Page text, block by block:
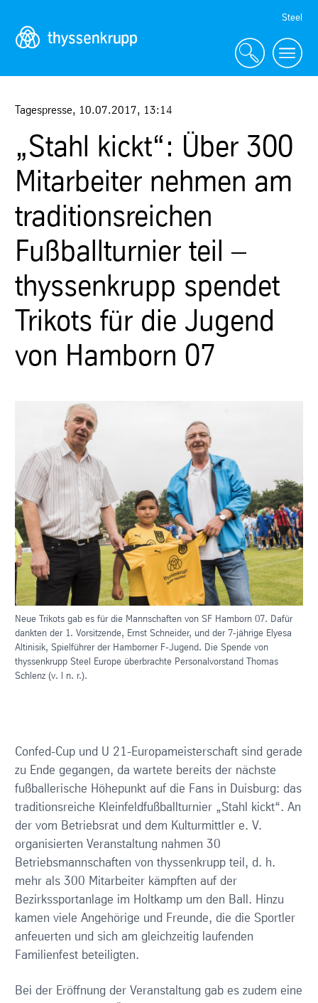
Navigation
Steel
Tagespresse, 10.07.2017, 13:14
„Stahl kickt“: Über 300
Mitarbeiter nehmen am
traditionsreichen
Fußballturnier teil –
thyssenkrupp spendet
Trikots für die Jugend
von Hamborn 07
Neue Trikots gab es für die Mannschaften von SF Hamborn 07. Dafür
dankten der 1. Vorsitzende, Ernst Schneider, und der 7-jährige Elyesa
Altinisik, Spielführer der Hamborner F-Jugend. Die Spende von
thyssenkrupp Steel Europe überbrachte Personalvorstand Thomas
Schlenz (v. l n. r.).
Confed-Cup und U 21-Europameisterschaft sind gerade
zu Ende gegangen, da wartete bereits der nächste
fußballerische Höhepunkt auf die Fans in Duisburg: das
traditionsreiche Kleinfeldfußballturnier „Stahl kickt“. An
der vom Betriebsrat und dem Kulturmittler e. V.
organisierten Veranstaltung nahmen 30
Betriebsmannschaften von thyssenkrupp teil, d. h.
mehr als 300 Mitarbeiter kämpften auf der
Bezirkssportanlage im Holtkamp um den Ball. Hinzu
kamen viele Angehörige und Freunde, die die Sportler
anfeuerten und sich am gleichzeitig laufenden
Familienfest beteiligten.
Bei der Eröffnung der Veranstaltung gab es zudem eine